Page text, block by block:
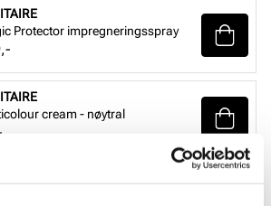
Protector impregneringsspray
cream - nøytral